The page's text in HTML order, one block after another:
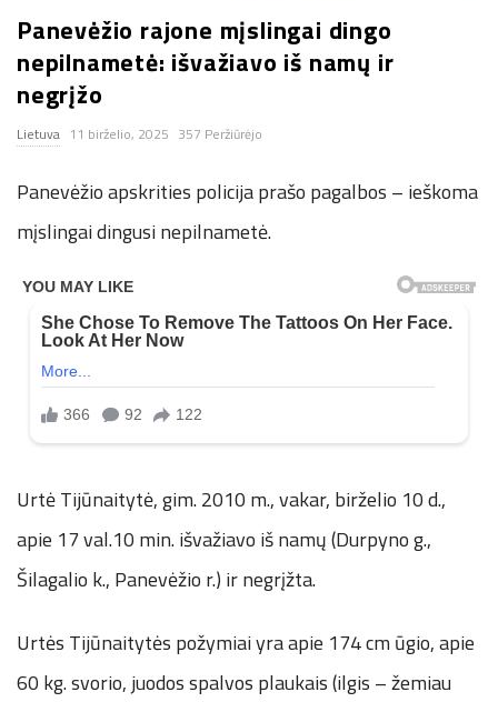
n
.
n
e
t
Panevėžio rajone mįslingai dingo
nepilnametė: išvažiavo iš namų ir
negrįžo
Lietuva 11 birželio, 2025 357 Peržiūrėjo
Panevėžio apskrities policija prašo pagalbos – ieškoma
mįslingai dingusi nepilnametė.
Urtė Tijūnaitytė, gim. 2010 m., vakar, birželio 10 d.,
apie 17 val.10 min. išvažiavo iš namų (Durpyno g.,
Šilagalio k., Panevėžio r.) ir negrįžta.
Urtės Tijūnaitytės požymiai yra apie 174 cm ūgio, apie
60 kg. svorio, juodos spalvos plaukais (ilgis – žemiau